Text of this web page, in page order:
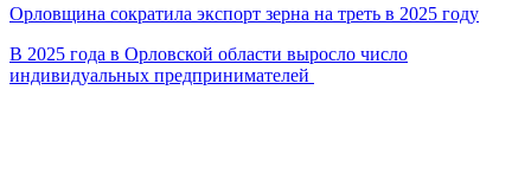
Орловщина сократила экспорт зерна на треть в 2025 году
В 2025 года в Орловской области выросло число
индивидуальных предпринимателей